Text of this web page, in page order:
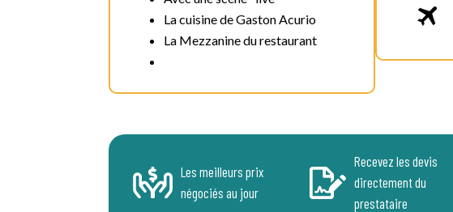
La cuisine de Gaston Acurio
La Mezzanine du restaurant
Les meilleurs prix
négociés au jour
Recevez les devis
directement du
prestataire